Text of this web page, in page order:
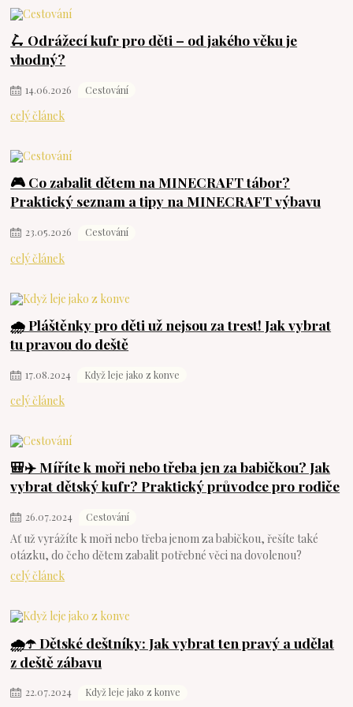
🛴 Odrážecí kufr pro děti – od jakého věku je
vhodný?
14.06.2026 Cestování
celý článek
🎮 Co zabalit dětem na MINECRAFT tábor?
Praktický seznam a tipy na MINECRAFT výbavu
23.05.2026 Cestování
celý článek
🌧️ Pláštěnky pro děti už nejsou za trest! Jak vybrat
tu pravou do deště
17.08.2024 Když leje jako z konve
celý článek
🎒✈️ Míříte k moři nebo třeba jen za babičkou? Jak
vybrat dětský kufr? Praktický průvodce pro rodiče
26.07.2024 Cestování
Ať už vyrážíte k moři nebo třeba jenom za babičkou, řešíte také
otázku, do čeho dětem zabalit potřebné věci na dovolenou?
celý článek
🌧️☂️ Dětské deštníky: Jak vybrat ten pravý a udělat
z deště zábavu
22.07.2024 Když leje jako z konve